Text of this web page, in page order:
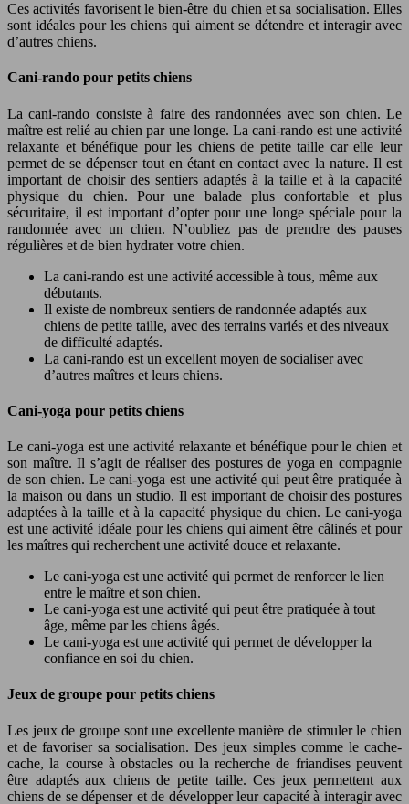
Ces activités favorisent le bien-être du chien et sa socialisation. Elles
sont idéales pour les chiens qui aiment se détendre et interagir avec
d’autres chiens.
Cani-rando pour petits chiens
La cani-rando consiste à faire des randonnées avec son chien. Le
maître est relié au chien par une longe. La cani-rando est une activité
relaxante et bénéfique pour les chiens de petite taille car elle leur
permet de se dépenser tout en étant en contact avec la nature. Il est
important de choisir des sentiers adaptés à la taille et à la capacité
physique du chien. Pour une balade plus confortable et plus
sécuritaire, il est important d’opter pour une longe spéciale pour la
randonnée avec un chien. N’oubliez pas de prendre des pauses
régulières et de bien hydrater votre chien.
La cani-rando est une activité accessible à tous, même aux
débutants.
Il existe de nombreux sentiers de randonnée adaptés aux
chiens de petite taille, avec des terrains variés et des niveaux
de difficulté adaptés.
La cani-rando est un excellent moyen de socialiser avec
d’autres maîtres et leurs chiens.
Cani-yoga pour petits chiens
Le cani-yoga est une activité relaxante et bénéfique pour le chien et
son maître. Il s’agit de réaliser des postures de yoga en compagnie
de son chien. Le cani-yoga est une activité qui peut être pratiquée à
la maison ou dans un studio. Il est important de choisir des postures
adaptées à la taille et à la capacité physique du chien. Le cani-yoga
est une activité idéale pour les chiens qui aiment être câlinés et pour
les maîtres qui recherchent une activité douce et relaxante.
Le cani-yoga est une activité qui permet de renforcer le lien
entre le maître et son chien.
Le cani-yoga est une activité qui peut être pratiquée à tout
âge, même par les chiens âgés.
Le cani-yoga est une activité qui permet de développer la
confiance en soi du chien.
Jeux de groupe pour petits chiens
Les jeux de groupe sont une excellente manière de stimuler le chien
et de favoriser sa socialisation. Des jeux simples comme le cache-
cache, la course à obstacles ou la recherche de friandises peuvent
être adaptés aux chiens de petite taille. Ces jeux permettent aux
chiens de se dépenser et de développer leur capacité à interagir avec